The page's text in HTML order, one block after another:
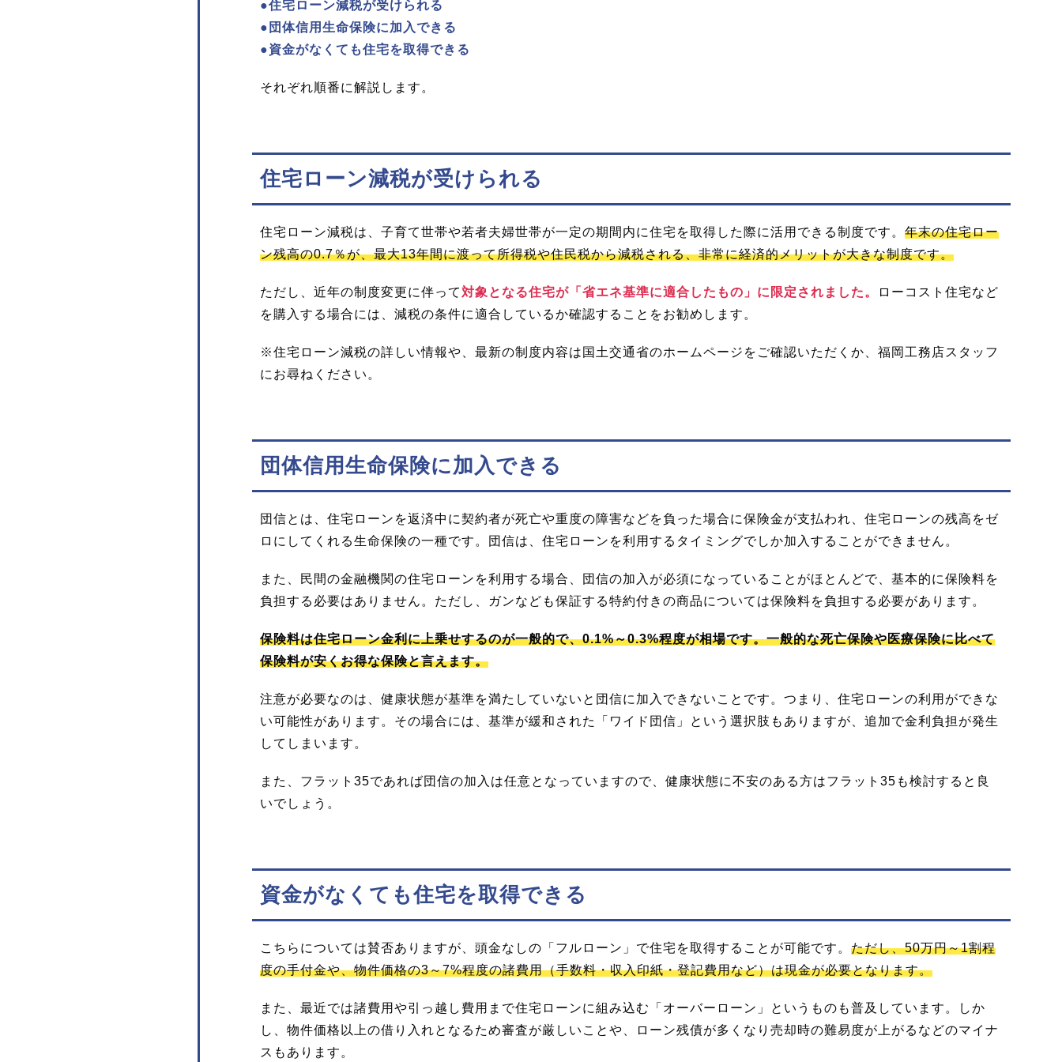
●住宅ローン減税が受けられる
●団体信用生命保険に加入できる
●資金がなくても住宅を取得できる
それぞれ順番に解説します。
住宅ローン減税が受けられる
住宅ローン減税は、子育て世帯や若者夫婦世帯が一定の期間内に住宅を取得した際に活用できる制度です。 年末の住宅ロー
ン残高の0.7％が、最大13年間に渡って所得税や住民税から減税される、非常に経済的メリットが大きな制度です。
ただし、近年の制度変更に伴って対象となる住宅が「省エネ基準に適合したもの」に限定されました。
ローコスト住宅など
を購入する場合には、減税の条件に適合しているか確認することをお勧めします。
※住宅ローン減税の詳しい情報や、最新の制度内容は国土交通省のホームページをご確認いただくか、福岡工務店スタッフ
にお尋ねください。
団体信用生命保険に加入できる
団信とは、住宅ローンを返済中に契約者が死亡や重度の障害などを負った場合に保険金が支払われ、住宅ローンの残高をゼ
ロにしてくれる生命保険の一種です。団信は、住宅ローンを利用するタイミングでしか加入することができません。
また、民間の金融機関の住宅ローンを利用する場合、団信の加入が必須になっていることがほとんどで、基本的に保険料を
負担する必要はありません。ただし、ガンなども保証する特約付きの商品については保険料を負担する必要があります。
保険料は住宅ローン金利に上乗せするのが一般的で、0.1%～0.3%程度が相場です。一般的な死亡保険や医療保険に比べて
保険料が安くお得な保険と言えます。
注意が必要なのは、健康状態が基準を満たしていないと団信に加入できないことです。つまり、住宅ローンの利用ができな
い可能性があります。その場合には、基準が緩和された「ワイド団信」という選択肢もありますが、追加で金利負担が発生
してしまいます。
また、フラット35であれば団信の加入は任意となっていますので、健康状態に不安のある方はフラット35も検討すると良
いでしょう。
資金がなくても住宅を取得できる
こちらについては賛否ありますが、頭金なしの「フルローン」で住宅を取得することが可能です。 ただし、50万円～1割程
度の手付金や、物件価格の3～7%程度の諸費用（手数料・収入印紙・登記費用など）は現金が必要となります。
また、最近では諸費用や引っ越し費用まで住宅ローンに組み込む「オーバーローン」というものも普及しています。しか
し、物件価格以上の借り入れとなるため審査が厳しいことや、ローン残債が多くなり売却時の難易度が上がるなどのマイナ
スもあります。